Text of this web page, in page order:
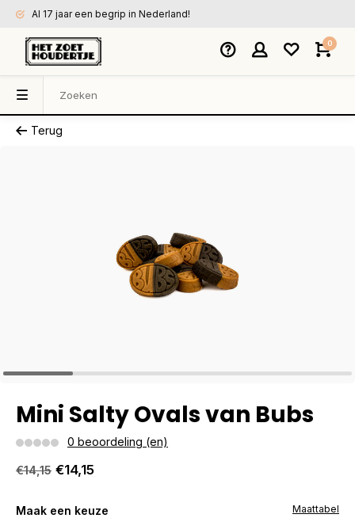
Al 17 jaar een begrip in Nederland!
0
Terug
Mini Salty Ovals van Bubs
0 beoordeling (en)
€14,15 €14,15
Maak een keuze Maattabel